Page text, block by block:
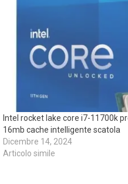
Intel rocket lake core i7-11700k
16mb cache intelligente scatola
Dicembre 14, 2024
Articolo simile